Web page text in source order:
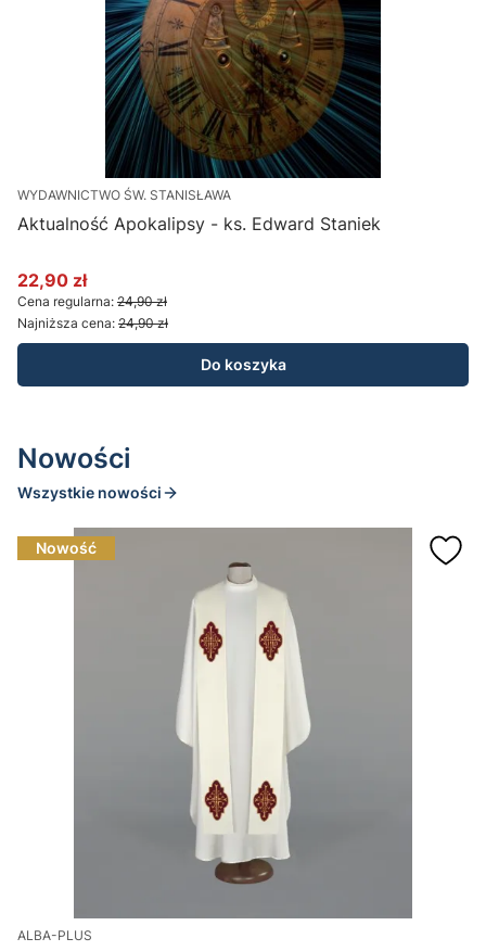
WYDAWNICTWO ŚW. STANISŁAWA
Aktualność Apokalipsy - ks. Edward Staniek
Cena promocyjna
22,90 zł
Cena regularna: 24,90 zł
Najniższa cena: 24,90 zł
Do koszyka
Nowości
Wszystkie nowości
Nowość
ALBA-PLUS